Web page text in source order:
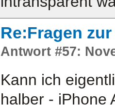
Re:Fragen
Antwort #57:
Kann ich
halber - iPhone